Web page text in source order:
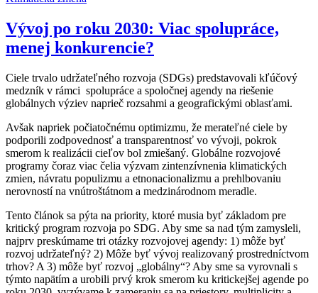
Vývoj po roku 2030: Viac spolupráce,
menej konkurencie?
Ciele trvalo udržateľného rozvoja (SDGs) predstavovali kľúčový
medzník v rámci spolupráce a spoločnej agendy na riešenie
globálnych výziev naprieč rozsahmi a geografickými oblasťami.
Avšak napriek počiatočnému optimizmu, že merateľné ciele by
podporili zodpovednosť a transparentnosť vo vývoji, pokrok
smerom k realizácii cieľov bol zmiešaný. Globálne rozvojové
programy čoraz viac čelia výzvam zintenzívnenia klimatických
zmien, návratu populizmu a etnonacionalizmu a prehlbovaniu
nerovností na vnútroštátnom a medzinárodnom meradle.
Tento článok sa pýta na priority, ktoré musia byť základom pre
kritický program rozvoja po SDG. Aby sme sa nad tým zamysleli,
najprv preskúmame tri otázky rozvojovej agendy: 1) môže byť
rozvoj udržateľný? 2) Môže byť vývoj realizovaný prostredníctvom
trhov? A 3) môže byť rozvoj „globálny“? Aby sme sa vyrovnali s
týmto napätím a urobili prvý krok smerom ku kritickejšej agende po